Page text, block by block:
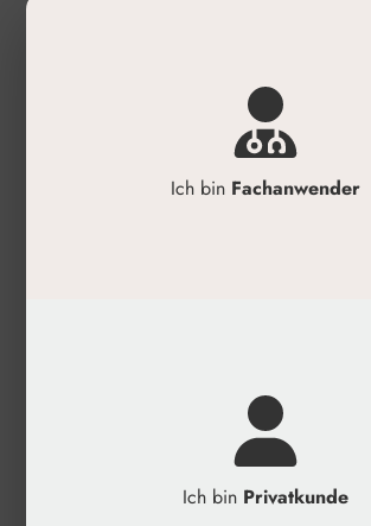
Produkt mit kreisenden
zu behandelnde Stelle auftragen.
Kann einer Creme oder Maske
Hersteller: MCCM
Ich bin Fachanwender
Ich bin Privatkunde